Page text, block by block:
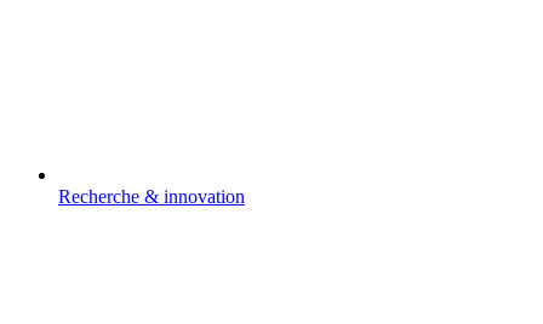
Recherche & innovation